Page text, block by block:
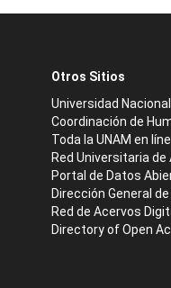
Otros Sitios
Universidad
Coordinación de
Toda la UNAM en
Red Universitaria de
Portal de Datos
Dirección General
Red de Acervos
Directory of Open